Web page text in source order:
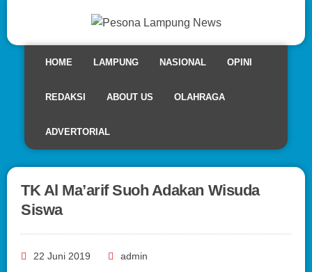
HOME LAMPUNG NASIONAL OPINI
REDAKSI ABOUT US OLAHRAGA
ADVERTORIAL
TK Al Ma’arif Suoh Adakan Wisuda
Siswa
22 Juni 2019 admin